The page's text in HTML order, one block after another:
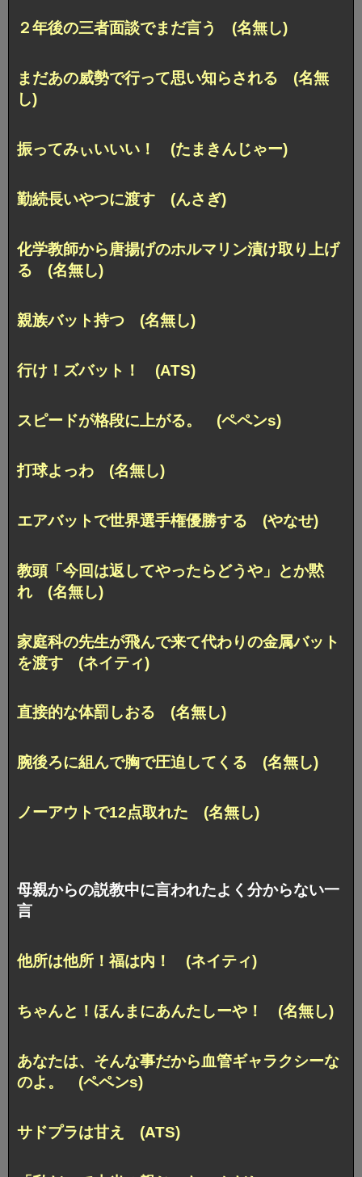
２年後の三者面談でまだ言う (名無し)
まだあの威勢で行って思い知らされる (名無
し)
振ってみぃいいい！ (たまきんじゃー)
勤続長いやつに渡す (んさぎ)
化学教師から唐揚げのホルマリン漬け取り上げ
る (名無し)
親族バット持つ (名無し)
行け！ズバット！ (ATS)
スピードが格段に上がる。 (ペペンs)
打球よっわ (名無し)
エアバットで世界選手権優勝する (やなせ)
教頭「今回は返してやったらどうや」とか黙
れ (名無し)
家庭科の先生が飛んで来て代わりの金属バット
を渡す (ネイティ)
直接的な体罰しおる (名無し)
腕後ろに組んで胸で圧迫してくる (名無し)
ノーアウトで12点取れた (名無し)
母親からの説教中に言われたよく分からない一
言
他所は他所！福は内！ (ネイティ)
ちゃんと！ほんまにあんたしーや！ (名無し)
あなたは、そんな事だから血管ギャラクシーな
のよ。 (ペペンs)
サドプラは甘え (ATS)